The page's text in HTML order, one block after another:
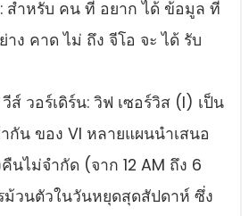
สําหรับ คน ที่ อยาก ได้ ข้อมูล ที่
ง คาด ไม่ ถึง จีโอ จะ ได้ รับ
วอร์เดิร์น: วิฟ เซอร์วิส (I) เป็น
น ของ VI หลายแผนนําเสนอ
นไม่จํากัด (จาก 12 AM ถึง 6
วนตัวในวันหยุดสุดสัปดาห์ ซึ่ง